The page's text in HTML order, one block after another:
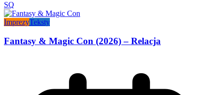
SQ
ImprezyTeksty
Fantasy & Magic Con (2026) – Relacja